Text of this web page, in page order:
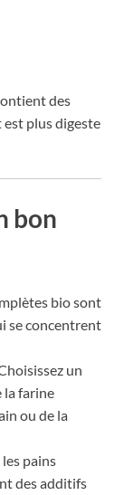
des
plus digeste
bon
bio sont
se concentrent
un
la farine
ou de la
les pains
des additifs